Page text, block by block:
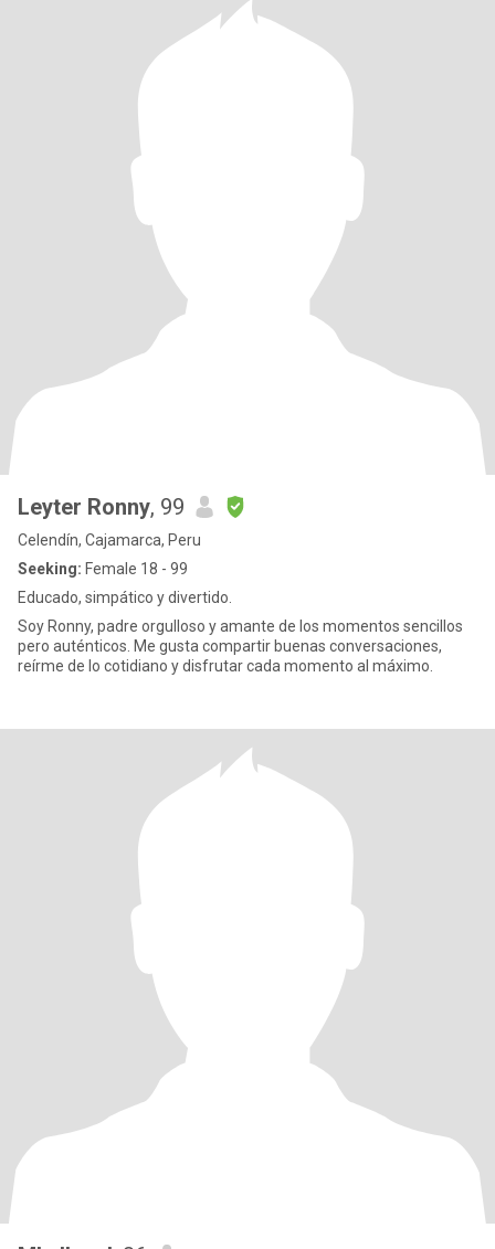
Leyter Ronny, 99
Celendín, Cajamarca, Peru
Seeking: Female 18 - 99
Educado, simpático y divertido.
Soy Ronny, padre orgulloso y amante de los momentos sencillos
pero auténticos. Me gusta compartir buenas conversaciones,
reírme de lo cotidiano y disfrutar cada momento al máximo.